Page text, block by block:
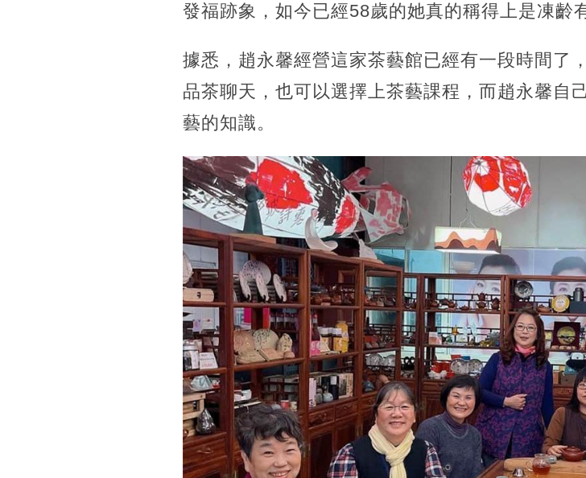
發福跡象，如今已經58歲的她真的稱得上是凍齡
據悉，趙永馨經營這家茶藝館已經有一段時間了
品茶聊天，也可以選擇上茶藝課程，而趙永馨自
藝的知識。